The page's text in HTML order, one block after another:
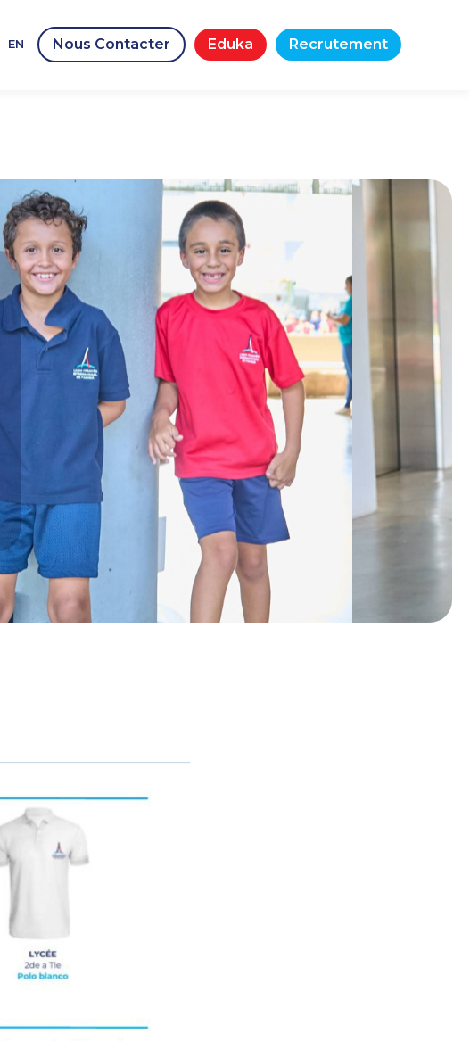
EN Nous Contacter Eduka Recrutement